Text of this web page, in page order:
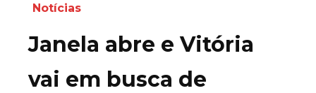
Notícias
Janela abre e Vitória
vai em busca de